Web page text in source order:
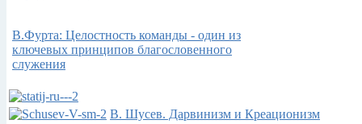
В.Фурта: Целостность команды - один из
ключевых принципов благословенного
служения
В. Шусев. Дарвинизм и Креационизм